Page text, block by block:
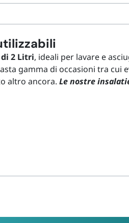
2 Litri, ideali per lavare e
gamma di occasioni tra cui
altro ancora. Le nostre